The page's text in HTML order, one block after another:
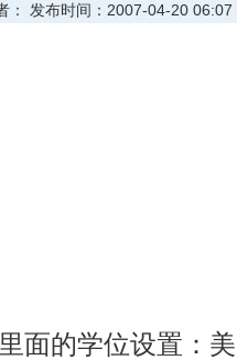
： 发布时间：2007-04-20 06:07
面的学位设置：